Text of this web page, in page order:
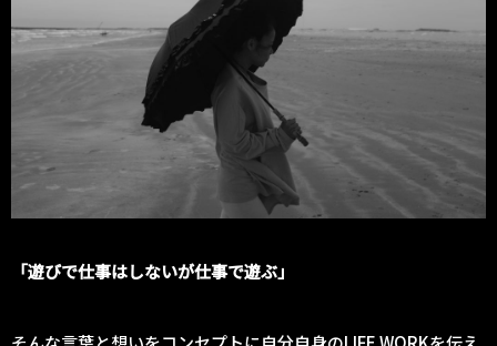
「遊びで仕事はしないが仕事で遊ぶ」